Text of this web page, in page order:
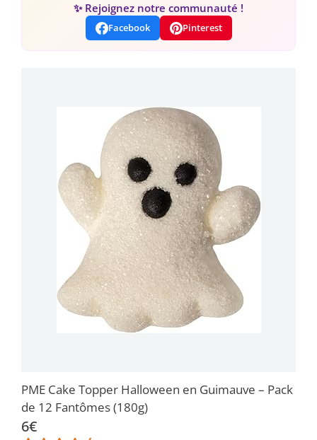
✨ Rejoignez notre communauté !
Facebook Pinterest
PME Cake Topper Halloween en Guimauve – Pack
de 12 Fantômes (180g)
6€